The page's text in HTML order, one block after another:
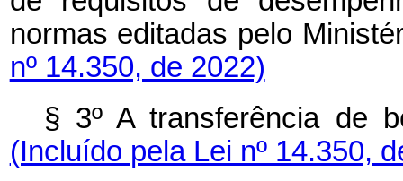
normas editadas pelo
nº 14.350, de 2022)
§ 3º A transferência de
(Incluído pela Lei nº 14.350,